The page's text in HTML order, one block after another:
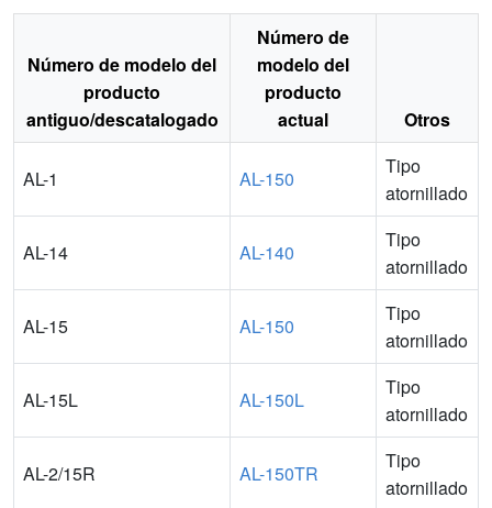
Número de modelo del
producto
antiguo/descatalogado
Número de
modelo del
producto
actual
Otros
AL-1 AL-150
Tipo
atornillado
AL-14 AL-140
Tipo
atornillado
AL-15 AL-150
Tipo
atornillado
AL-15L AL-150L
Tipo
atornillado
AL-2/15R AL-150TR
Tipo
atornillado